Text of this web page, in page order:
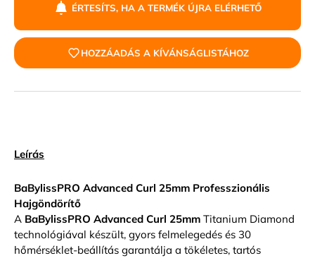
ÉRTESÍTS, HA A TERMÉK ÚJRA ELÉRHETŐ
HOZZÁADÁS A KÍVÁNSÁGLISTÁHOZ
Leírás
BaBylissPRO Advanced Curl 25mm Professzionális
Hajgöndörítő
A BaBylissPRO Advanced Curl 25mm Titanium Diamond
technológiával készült, gyors felmelegedés és 30
hőmérséklet-beállítás garantálja a tökéletes, tartós